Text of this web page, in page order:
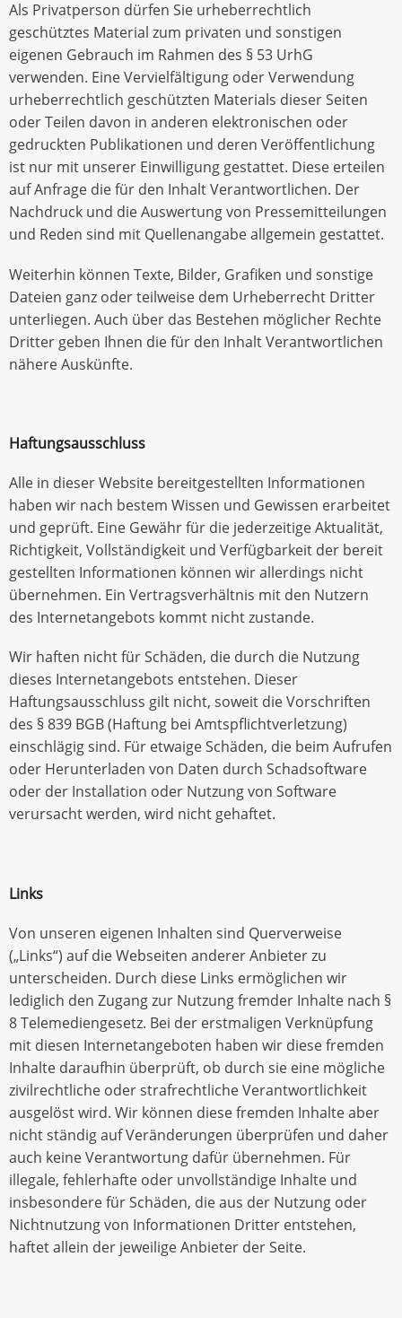
Als Privatperson dürfen Sie urheberrechtlich
geschütztes Material zum privaten und sonstigen
eigenen Gebrauch im Rahmen des § 53 UrhG
verwenden. Eine Vervielfältigung oder Verwendung
urheberrechtlich geschützten Materials dieser Seiten
oder Teilen davon in anderen elektronischen oder
gedruckten Publikationen und deren Veröffentlichung
ist nur mit unserer Einwilligung gestattet. Diese erteilen
auf Anfrage die für den Inhalt Verantwortlichen. Der
Nachdruck und die Auswertung von Pressemitteilungen
und Reden sind mit Quellenangabe allgemein gestattet.
Weiterhin können Texte, Bilder, Grafiken und sonstige
Dateien ganz oder teilweise dem Urheberrecht Dritter
unterliegen. Auch über das Bestehen möglicher Rechte
Dritter geben Ihnen die für den Inhalt Verantwortlichen
nähere Auskünfte.
Haftungsausschluss
Alle in dieser Website bereitgestellten Informationen
haben wir nach bestem Wissen und Gewissen erarbeitet
und geprüft. Eine Gewähr für die jederzeitige Aktualität,
Richtigkeit, Vollständigkeit und Verfügbarkeit der bereit
gestellten Informationen können wir allerdings nicht
übernehmen. Ein Vertragsverhältnis mit den Nutzern
des Internetangebots kommt nicht zustande.
Wir haften nicht für Schäden, die durch die Nutzung
dieses Internetangebots entstehen. Dieser
Haftungsausschluss gilt nicht, soweit die Vorschriften
des § 839 BGB (Haftung bei Amtspflichtverletzung)
einschlägig sind. Für etwaige Schäden, die beim Aufrufen
oder Herunterladen von Daten durch Schadsoftware
oder der Installation oder Nutzung von Software
verursacht werden, wird nicht gehaftet.
Links
Von unseren eigenen Inhalten sind Querverweise
(„Links“) auf die Webseiten anderer Anbieter zu
unterscheiden. Durch diese Links ermöglichen wir
lediglich den Zugang zur Nutzung fremder Inhalte nach §
8 Telemediengesetz. Bei der erstmaligen Verknüpfung
mit diesen Internetangeboten haben wir diese fremden
Inhalte daraufhin überprüft, ob durch sie eine mögliche
zivilrechtliche oder strafrechtliche Verantwortlichkeit
ausgelöst wird. Wir können diese fremden Inhalte aber
nicht ständig auf Veränderungen überprüfen und daher
auch keine Verantwortung dafür übernehmen. Für
illegale, fehlerhafte oder unvollständige Inhalte und
insbesondere für Schäden, die aus der Nutzung oder
Nichtnutzung von Informationen Dritter entstehen,
haftet allein der jeweilige Anbieter der Seite.